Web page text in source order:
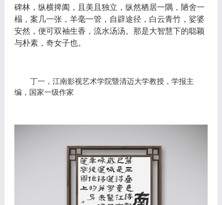
碑林，纵横捭阖，且美且独立，纵然栖居一隅，陋舍一
榻，案几一张，羊毫一管，自辟途径，白云青竹，娑婆
安然，便可双袖生香，流水汤汤。那是大智慧下的聪颖
与朴素，奇女子也。
丁一，江南影视艺术学院暨清迈大学教授，学报主
编，国家一级作家